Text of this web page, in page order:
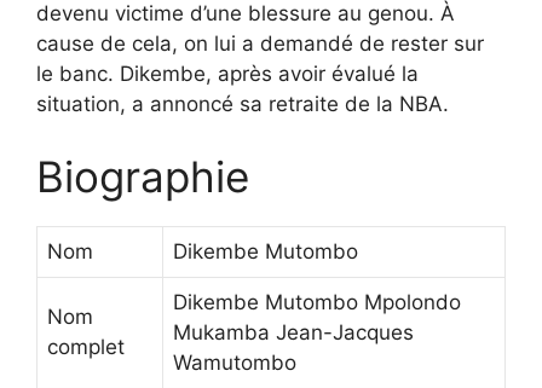
devenu victime d’une blessure au genou. À
cause de cela, on lui a demandé de rester sur
le banc. Dikembe, après avoir évalué la
situation, a annoncé sa retraite de la NBA.
Biographie
Nom Dikembe Mutombo
Nom
complet
Dikembe Mutombo Mpolondo
Mukamba Jean-Jacques
Wamutombo